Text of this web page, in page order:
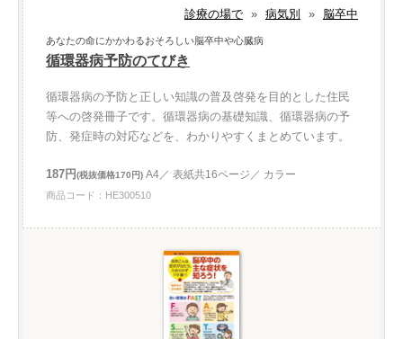
診療の場で » 病気別 » 脳卒中
あなたの命にかかわるおそろしい脳卒中や心臓病
循環器病予防のてびき
循環器病の予防と正しい知識の普及啓発を目的とした住民
等への啓発冊子です。循環器病の基礎知識、循環器病の予
防、発症時の対応などを、わかりやすくまとめています。
187円(税抜価格170円) A4／ 表紙共16ページ／ カラー
商品コード：HE300510